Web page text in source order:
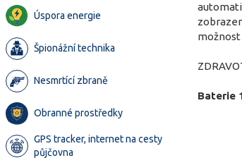
Úspora energie
Špionážní technika
Nesmrtící zbraně
Obranné prostředky
GPS tracker, internet na cesty
půjčovna
možnost
Baterie